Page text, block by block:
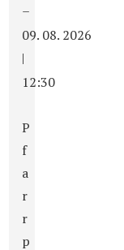
–
09. 08. 2026
|
12:30
P
f
a
r
r
p